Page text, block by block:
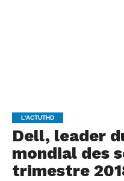
L'ACTUTHD
Dell, leader
mondial des
trimestre